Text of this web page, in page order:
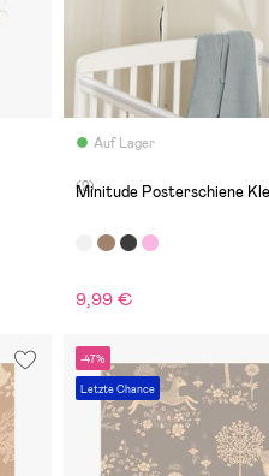
Auf Lager
(2)
Minitude Posterschiene
9,99 €
-47%
Letzte Chance